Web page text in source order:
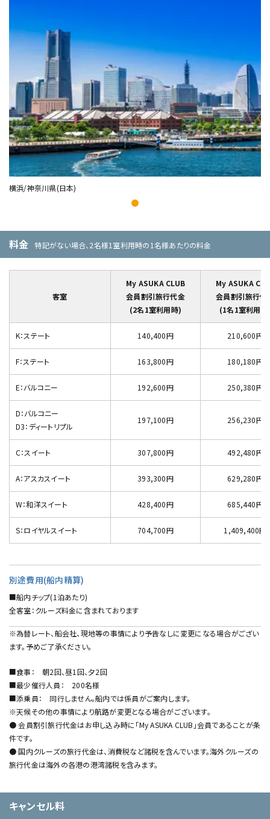
横浜/神奈川県(日本)
料金 特記がない場合、2名様1室利用時の1名様あたりの料金
客室
My ASUKA CLUB
会員割引旅行代金
(2名1室利用時)
My ASUKA
会員割引旅行代
(1名1室利用
K：ステート 140,400円 210,600円
F：ステート 163,800円 180,180円
E：バルコニー 192,600円 250,380円
D：バルコニー
D3：ディートリプル
197,100円 256,230円
C：スイート 307,800円 492,480円
A：アスカスイート 393,300円 629,280円
W：和洋スイート 428,400円 685,440円
S：ロイヤルスイート 704,700円 1,409,400円
別途費用(船内精算)
■船内チップ(1泊あたり)
全客室：クルーズ料金に含まれております
※為替レート、船会社、現地等の事情により予告なしに変更になる場合がござい
ます。予めご了承ください。
■食事： 朝2回、昼1回、夕2回
■最少催行人員： 200名様
■添乗員： 同行しません。船内では係員がご案内します。
※天候その他の事情により航路が変更となる場合がございます。
● 会員割引旅行代金はお申し込み時に「My ASUKA CLUB」会員であることが条
件です。
● 国内クルーズの旅行代金は、消費税など諸税を含んでいます。海外クルーズの
旅行代金は海外の各港の港湾諸税を含みます。
キャンセル料